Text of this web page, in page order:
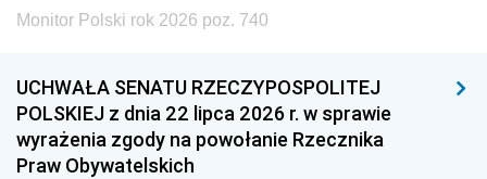
Monitor Polski rok 2026 poz. 740
UCHWAŁA SENATU RZECZYPOSPOLITEJ
POLSKIEJ z dnia 22 lipca 2026 r. w sprawie
wyrażenia zgody na powołanie Rzecznika
Praw Obywatelskich